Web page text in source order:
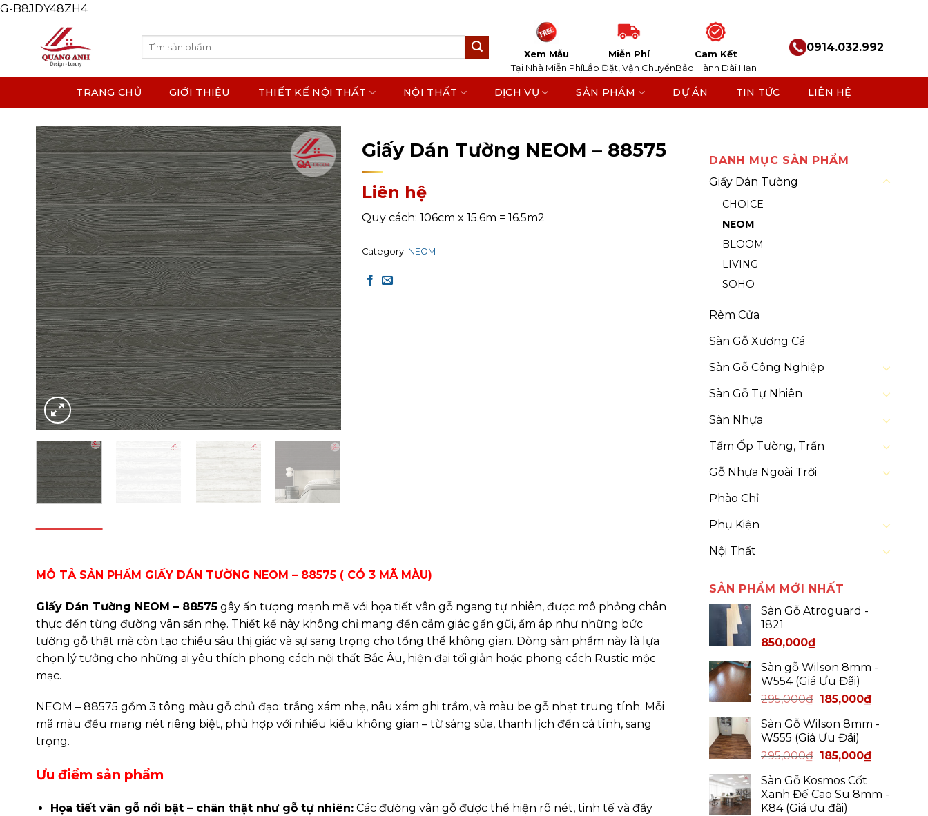
G-B8JDY48ZH4Skip
Search
Xem Mẫu
Tại Nhà Miễn Phí
Miễn Phí
Lắp Đặt, Vận Chuyển
Cam Kết
Bảo Hành Dài Hạn
0914.032.992
TRANG CHỦ GIỚI THIỆU THIẾT KẾ NỘI THẤT NỘI THẤT DỊCH VỤ SẢN PHẨM DỰ ÁN TIN TỨC LIÊN HỆ
DANH MỤC SẢN PHẨM
Giấy Dán Tường
CHOICE
NEOM
BLOOM
LIVING
SOHO
Rèm Cửa
Sàn Gỗ Xương Cá
Sàn Gỗ Công Nghiệp
Sàn Gỗ Tự Nhiên
Sàn Nhựa
Tấm Ốp Tường, Trần
Gỗ Nhựa Ngoài Trời
Phào Chỉ
Phụ Kiện
Nội Thất
SẢN PHẨM MỚI NHẤT
Sàn Gỗ Atroguard -
1821
850,000₫
Sàn gỗ Wilson 8mm -
W554 (Giá Ưu Đãi)
295,000₫ 185,000₫
Sàn Gỗ Wilson 8mm -
W555 (Giá Ưu Đãi)
295,000₫ 185,000₫
Sàn Gỗ Kosmos Cốt
Xanh Đế Cao Su 8mm -
K84 (Giá ưu đãi)
Giấy Dán Tường NEOM – 88575
Liên hệ
Quy cách: 106cm x 15.6m = 16.5m2
Category: NEOM
MÔ TẢ SẢN PHẨM GIẤY DÁN TƯỜNG NEOM – 88575 ( CÓ 3 MÃ MÀU)
Giấy Dán Tường NEOM – 88575 gây ấn tượng mạnh mẽ với họa tiết vân gỗ ngang tự nhiên, được mô phỏng chân
thực đến từng đường vân sần nhẹ. Thiết kế này không chỉ mang đến cảm giác gần gũi, ấm áp như những bức
tường gỗ thật mà còn tạo chiều sâu thị giác và sự sang trọng cho tổng thể không gian. Dòng sản phẩm này là lựa
chọn lý tưởng cho những ai yêu thích phong cách nội thất Bắc Âu, hiện đại tối giản hoặc phong cách Rustic mộc
mạc.
NEOM – 88575 gồm 3 tông màu gỗ chủ đạo: trắng xám nhẹ, nâu xám ghi trầm, và màu be gỗ nhạt trung tính. Mỗi
mã màu đều mang nét riêng biệt, phù hợp với nhiều kiểu không gian – từ sáng sủa, thanh lịch đến cá tính, sang
trọng.
Ưu điểm sản phẩm
Họa tiết vân gỗ nổi bật – chân thật như gỗ tự nhiên:Các đường vân gỗ được thể hiện rõ nét, tinh tế và đầy